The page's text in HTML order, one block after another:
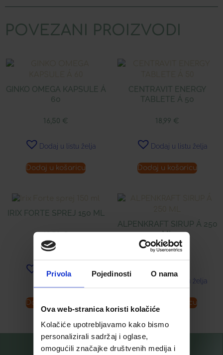
Privola Pojedinosti O nama
Ova web-stranica koristi kolačiće
Kolačiće upotrebljavamo kako bismo
personalizirali sadržaj i oglase,
omogućili značajke društvenih medija i
POVEZANI PROIZVODI
GINKO OMEGA KAPSULE Á
60
16,50 €
Dodaj u listu želja
Dodaj u košaricu
CENTRAVIT ENERGY
TABLETE Á 50
18,99 €
Dodaj u listu želja
Dodaj u košaricu
IRIX FORTE SPREJ 150 ML
Dodaj u listu želja
Dodaj u košaricu
ALPENKRAFT SIRUP Á 250
ML
Dodaj u listu želja
Dodaj u košaricu